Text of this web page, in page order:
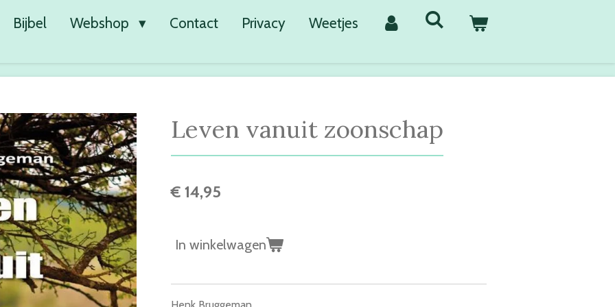
Bijbel Webshop Contact Privacy Weetjes
Leven vanuit zoonschap
€ 14,95
In winkelwagen